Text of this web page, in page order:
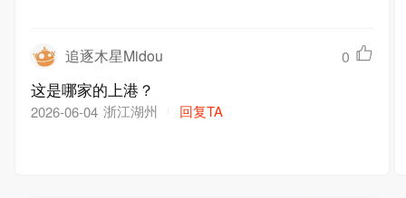
追逐木星Midou 0
这是哪家的上港？
2026-06-04 浙江湖州 回复TA